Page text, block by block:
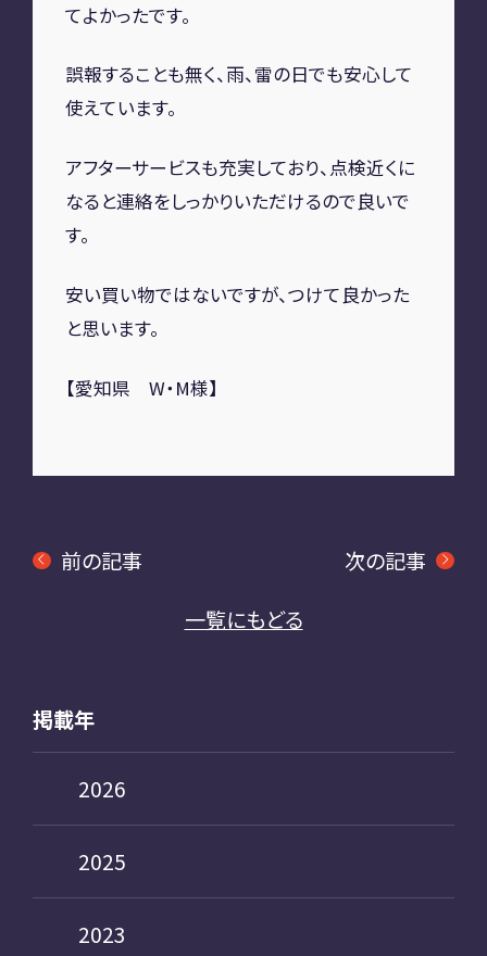
てよかったです。
誤報することも無く、雨、雷の日でも安心して
使えています。
アフターサービスも充実しており、点検近くに
なると連絡をしっかりいただけるので良いで
す。
安い買い物ではないですが、つけて良かった
と思います。
【愛知県 W・M様】
前の記事
一覧にもどる
次の記事
掲載年
2026
2025
2023
お問い合わせ
RECRUIT
リクルート専用サイト